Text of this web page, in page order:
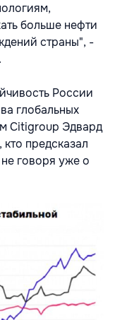
больше нефти
страны", -
России
глобальных
Citigroup Эдвард
предсказал
говоря уже о